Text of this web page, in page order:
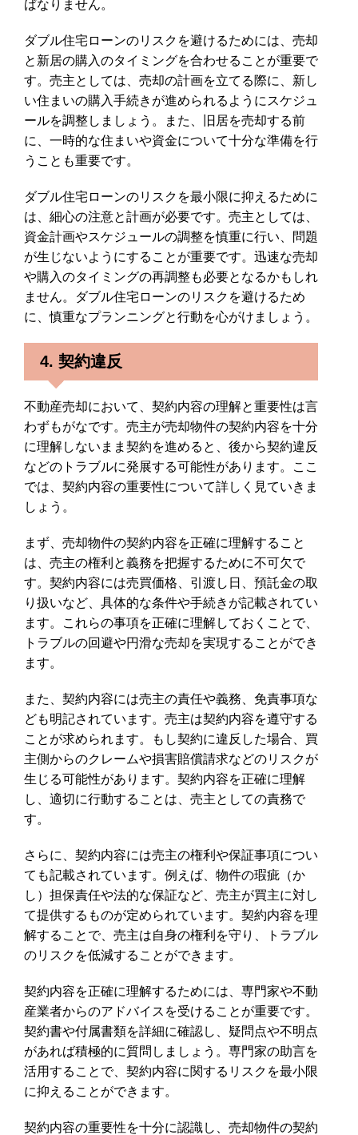
ばなりません。
ダブル住宅ローンのリスクを避けるためには、売却
と新居の購入のタイミングを合わせることが重要で
す。売主としては、売却の計画を立てる際に、新し
い住まいの購入手続きが進められるようにスケジュ
ールを調整しましょう。また、旧居を売却する前
に、一時的な住まいや資金について十分な準備を行
うことも重要です。
ダブル住宅ローンのリスクを最小限に抑えるために
は、細心の注意と計画が必要です。売主としては、
資金計画やスケジュールの調整を慎重に行い、問題
が生じないようにすることが重要です。迅速な売却
や購入のタイミングの再調整も必要となるかもしれ
ません。ダブル住宅ローンのリスクを避けるため
に、慎重なプランニングと行動を心がけましょう。
4. 契約違反
不動産売却において、契約内容の理解と重要性は言
わずもがなです。売主が売却物件の契約内容を十分
に理解しないまま契約を進めると、後から契約違反
などのトラブルに発展する可能性があります。ここ
では、契約内容の重要性について詳しく見ていきま
しょう。
まず、売却物件の契約内容を正確に理解すること
は、売主の権利と義務を把握するために不可欠で
す。契約内容には売買価格、引渡し日、預託金の取
り扱いなど、具体的な条件や手続きが記載されてい
ます。これらの事項を正確に理解しておくことで、
トラブルの回避や円滑な売却を実現することができ
ます。
また、契約内容には売主の責任や義務、免責事項な
ども明記されています。売主は契約内容を遵守する
ことが求められます。もし契約に違反した場合、買
主側からのクレームや損害賠償請求などのリスクが
生じる可能性があります。契約内容を正確に理解
し、適切に行動することは、売主としての責務で
す。
さらに、契約内容には売主の権利や保証事項につい
ても記載されています。例えば、物件の瑕疵（か
し）担保責任や法的な保証など、売主が買主に対し
て提供するものが定められています。契約内容を理
解することで、売主は自身の権利を守り、トラブル
のリスクを低減することができます。
契約内容を正確に理解するためには、専門家や不動
産業者からのアドバイスを受けることが重要です。
契約書や付属書類を詳細に確認し、疑問点や不明点
があれば積極的に質問しましょう。専門家の助言を
活用することで、契約内容に関するリスクを最小限
に抑えることができます。
契約内容の重要性を十分に認識し、売却物件の契約